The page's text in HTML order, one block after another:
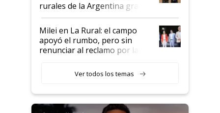
rurales de la Argentina gracias
a un acuerdo con Starlink
Milei en La Rural: el campo
apoyó el rumbo, pero sin
renunciar al reclamo por las
Ver todos los temas